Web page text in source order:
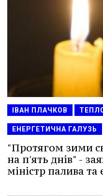
ІВАН ПЛАЧКОВ
ЕНЕРГЕТИЧНА ГАЛУЗЬ
"Протягом зими
на п'ять днів" -
міністр палива та